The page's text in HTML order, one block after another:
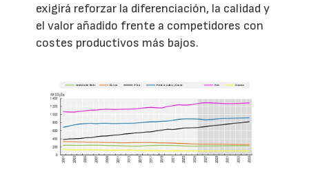
exigirá reforzar la diferenciación, la calidad y
el valor añadido frente a competidores con
costes productivos más bajos.